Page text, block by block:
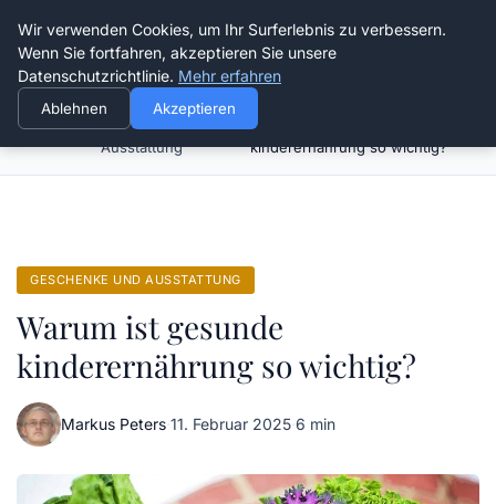
Verflixt-und-aufgetrennt.de
Geschenke und
Ausstattung
Warum ist gesunde
kinderernährung so wichtig?
GESCHENKE UND AUSSTATTUNG
Warum ist gesunde
kinderernährung so wichtig?
Markus Peters·11. Februar 2025·6 min
Wir verwenden Cookies, um Ihr Surferlebnis zu verbessern.
Wenn Sie fortfahren, akzeptieren Sie unsere
Datenschutzrichtlinie. Mehr erfahren
Ablehnen Akzeptieren